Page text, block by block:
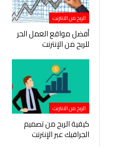
الربح من الانترنت
أفضل مواقع العمل الحر
للربح من الإنترنت
الربح من الانترنت
كيفية الربح من تصميم
الجرافيك عبر الإنترنت